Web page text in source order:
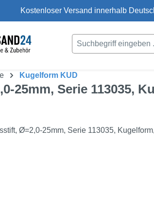
Kostenloser Versand innerhalb
Kugelform KUD
25mm, Serie 113035,